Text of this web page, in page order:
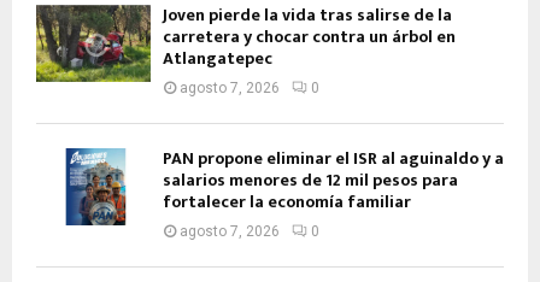
Joven pierde la vida tras salirse de la
carretera y chocar contra un árbol en
Atlangatepec
agosto 7, 2026 0
PAN propone eliminar el ISR al aguinaldo y a
salarios menores de 12 mil pesos para
fortalecer la economía familiar
agosto 7, 2026 0